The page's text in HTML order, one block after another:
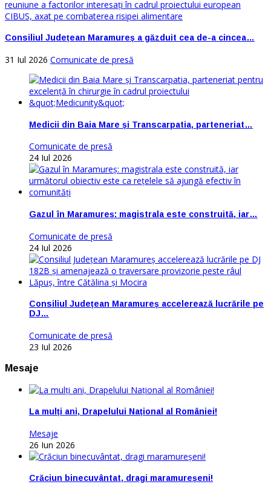
Consiliul Județean Maramureș a găzduit cea de-a cincea…
31 Iul 2026 Comunicate de presă
Medicii din Baia Mare și Transcarpatia, parteneriat…
Comunicate de presă
24 Iul 2026
Gazul în Maramureș: magistrala este construită, iar…
Comunicate de presă
24 Iul 2026
Consiliul Județean Maramureș accelerează lucrările pe
DJ…
Comunicate de presă
23 Iul 2026
Mesaje
La mulți ani, Drapelului Național al României!
Mesaje
26 Iun 2026
Crăciun binecuvântat, dragi maramureșeni!